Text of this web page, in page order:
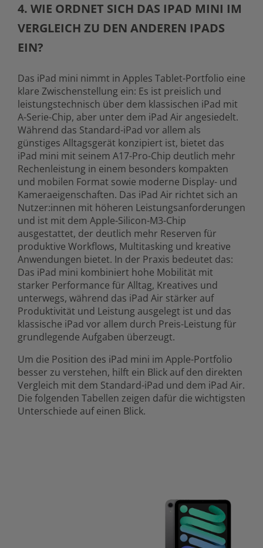
4. WIE ORDNET SICH DAS IPAD MINI IM
VERGLEICH ZU DEN ANDEREN IPADS
EIN?
Das iPad mini nimmt in Apples Tablet-Portfolio eine
klare Zwischenstellung ein: Es ist preislich und
leistungstechnisch über dem klassischen iPad mit
A-Serie-Chip, aber unter dem iPad Air angesiedelt.
Während das Standard-iPad vor allem als
günstiges Alltagsgerät konzipiert ist, bietet das
iPad mini mit seinem A17-Pro-Chip deutlich mehr
Rechenleistung in einem besonders kompakten
und mobilen Format sowie moderne Display- und
Kameraeigenschaften. Das iPad Air richtet sich an
Nutzer:innen mit höheren Leistungsanforderungen
und ist mit dem Apple-Silicon-M3-Chip
ausgestattet, der deutlich mehr Reserven für
produktive Workflows, Multitasking und kreative
Anwendungen bietet. In der Praxis bedeutet das:
Das iPad mini kombiniert hohe Mobilität mit
starker Performance für Alltag, Kreatives und
unterwegs, während das iPad Air stärker auf
Produktivität und Leistung ausgelegt ist und das
klassische iPad vor allem durch Preis-Leistung für
grundlegende Aufgaben überzeugt.
Um die Position des iPad mini im Apple-Portfolio
besser zu verstehen, hilft ein Blick auf den direkten
Vergleich mit dem Standard-iPad und dem iPad Air.
Die folgenden Tabellen zeigen dafür die wichtigsten
Unterschiede auf einen Blick.